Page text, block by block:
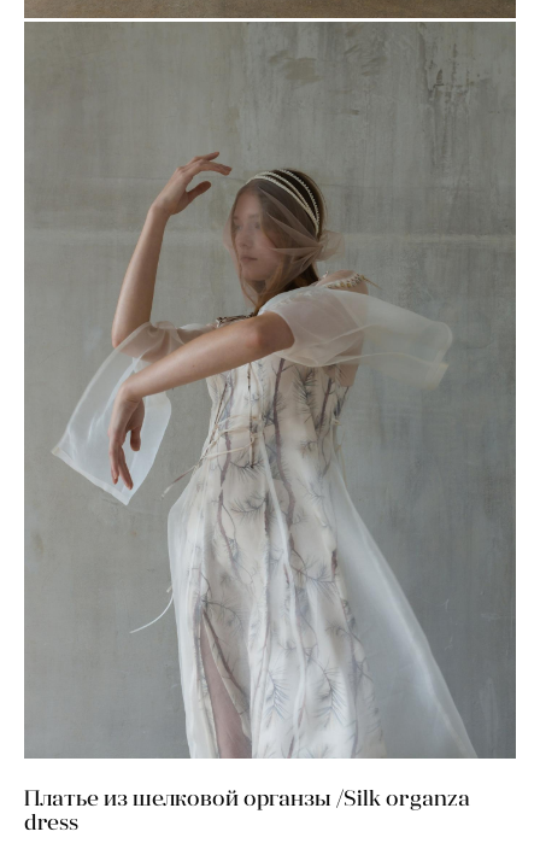
Платье из шелковой органзы /Silk organza
dress